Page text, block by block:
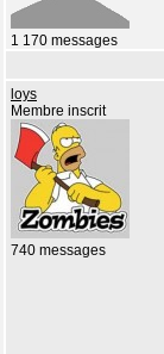
1 170 messages
loys
Membre inscrit
740 messages